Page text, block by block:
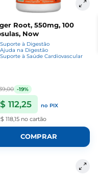
Root, 550mg, 100
Now
Suporte à Digestão
Ajuda na Digestão
Suporte à Saúde Cardiovascular
-19%
112,25 no PIX
118,15 no cartão
COMPRAR